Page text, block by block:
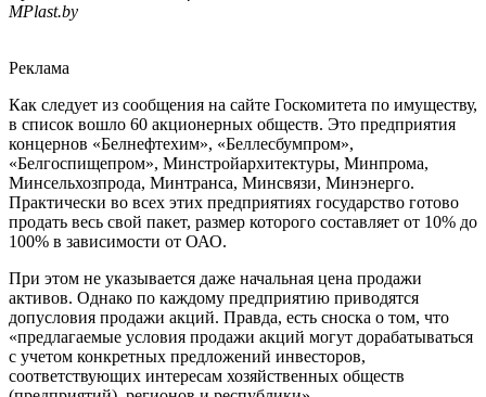
MPlast.by
Реклама
Как следует из сообщения на сайте Госкомитета по имуществу,
в список вошло 60 акционерных обществ. Это предприятия
концернов «Белнефтехим», «Беллесбумпром»,
«Белгоспищепром», Минстройархитектуры, Минпрома,
Минсельхозпрода, Минтранса, Минсвязи, Минэнерго.
Практически во всех этих предприятиях государство готово
продать весь свой пакет, размер которого составляет от 10% до
100% в зависимости от ОАО.
При этом не указывается даже начальная цена продажи
активов. Однако по каждому предприятию приводятся
допусловия продажи акций. Правда, есть сноска о том, что
«предлагаемые условия продажи акций могут дорабатываться
с учетом конкретных предложений инвесторов,
соответствующих интересам хозяйственных обществ